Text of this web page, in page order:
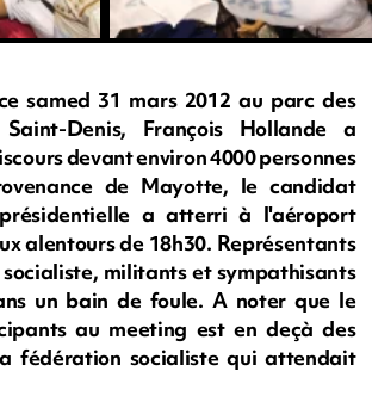
samed 31 mars 2012 au parc des
Denis, François Hollande a
devant environ 4000 personnes
de Mayotte, le candidat
a atterri à l'aéroport
alentours de 18h30. Représentants
militants et sympathisants
un bain de foule. A noter que le
au meeting est en deçà des
fédération socialiste qui attendait